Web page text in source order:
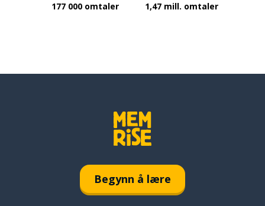
177 000 omtaler 1,47 mill. omtaler
Begynn å lære